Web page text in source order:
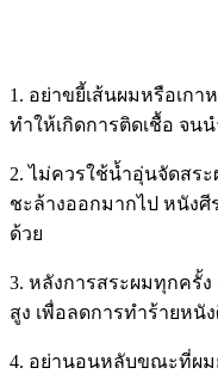
1. อย่าขยี้เส้นผมหรือเกา
ทำให้เกิดการติดเชื้อ จน
2. ไม่ควรใช้น้ำอุ่นจัดสร
ชะล้างออกมากไป หนังศี
ด้วย
3. หลังการสระผมทุกครั้
สูง เพื่อลดการทำร้ายหนั
4. อย่านอนหลับขณะที่ผม